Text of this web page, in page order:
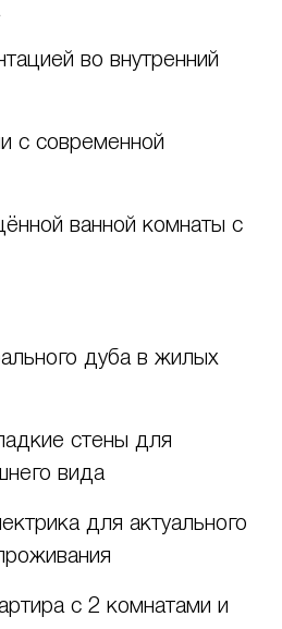
во внутренний
с современной
ванной комнаты с
дуба в жилых
стены для
вида
для актуального
с 2 комнатами и